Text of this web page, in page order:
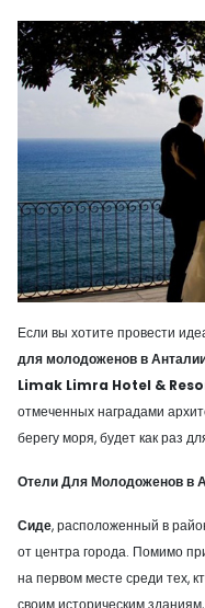
Если вы хотите провести
для молодоженов в
Limak Limra Hotel &
отмеченных наградами
берегу моря, будет как раз
Отели Для Молодоженов в
Сиде, расположенный в
от центра города. Помимо
на первом месте среди тех,